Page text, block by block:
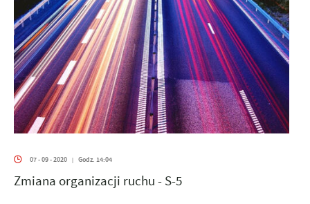
07 - 09 - 2020 | Godz. 14:04
Zmiana organizacji ruchu - S-5